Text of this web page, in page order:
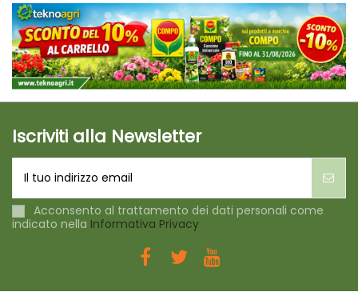
Iscriviti alla Newsletter
Acconsento al trattamento dei dati personali come
indicato nella Informativa Privacy